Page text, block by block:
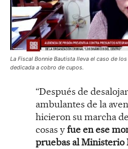
La Fiscal Bonnie Bautista lleva el caso de
dedicada a cobro de cupos.
“Después de
ambulantes de la
hicieron su marcha
cosas yfue en ese
pruebas al Ministerio